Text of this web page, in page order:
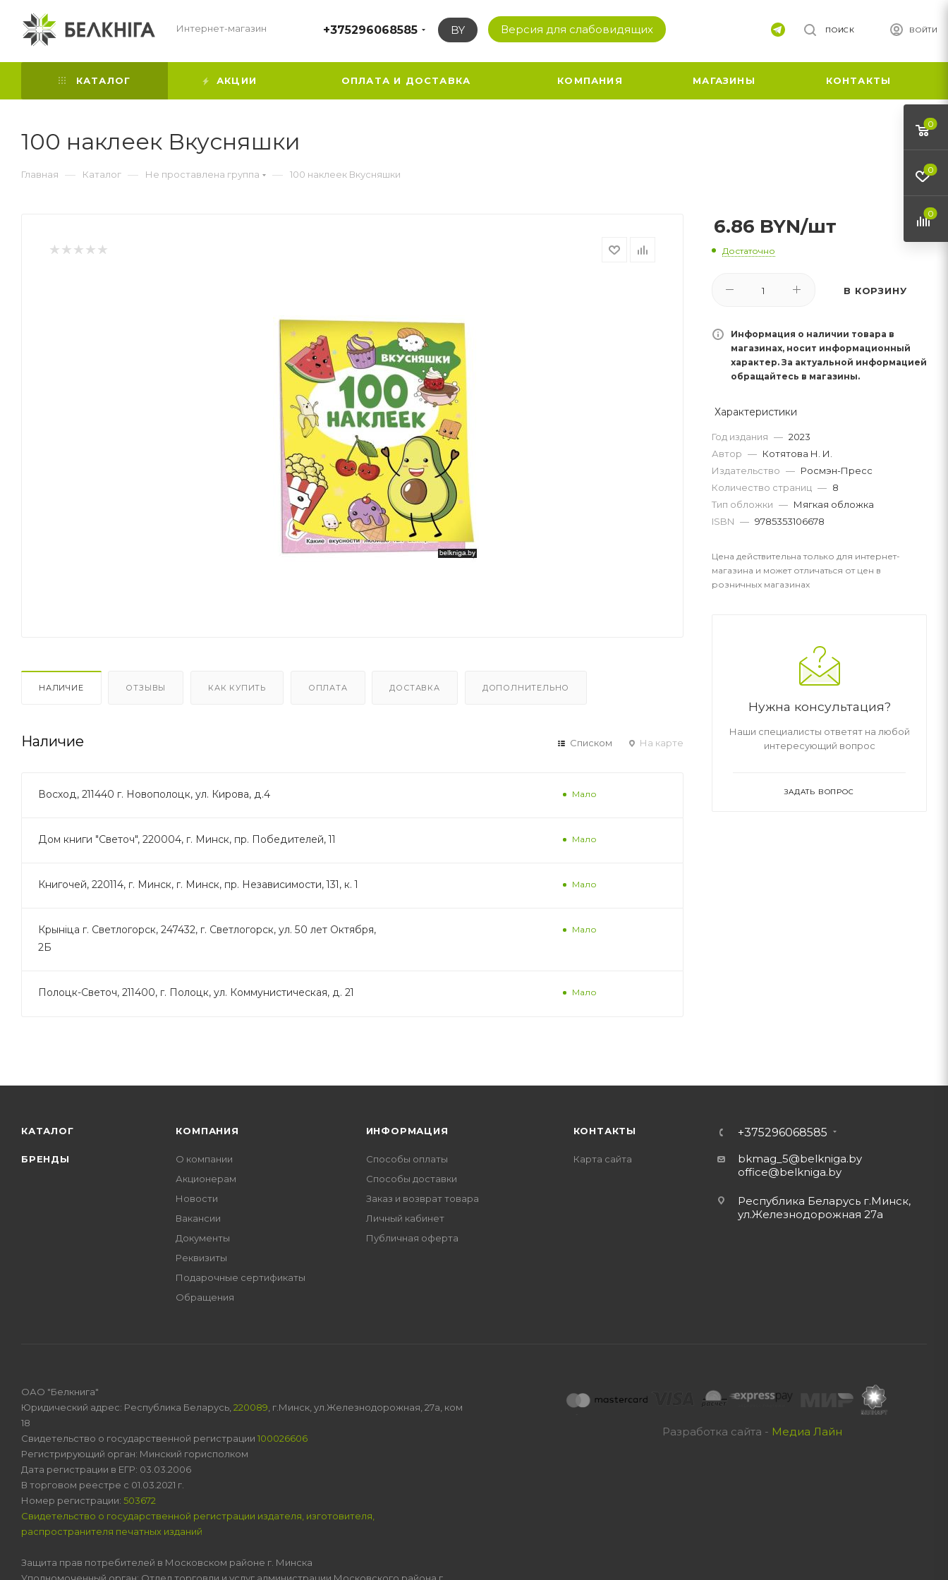
Интернет-магазин +375296068585 BY Версия для слабовидящих ВОЙТИ
ПОИСК
КАТАЛОГ АКЦИИ ОПЛАТА И ДОСТАВКА КОМПАНИЯ МАГАЗИНЫ КОНТАКТЫ
100 наклеек Вкусняшки
Главная — Каталог — Не проставлена группа — 100 наклеек Вкусняшки
НАЛИЧИЕ ОТЗЫВЫ КАК КУПИТЬ ОПЛАТА ДОСТАВКА ДОПОЛНИТЕЛЬНО
Наличие Списком На карте
Восход, 211440 г. Новополоцк, ул. Кирова, д.4 Мало
Дом книги "Светоч", 220004, г. Минск, пр. Победителей, 11 Мало
Книгочей, 220114, г. Минск, г. Минск, пр. Независимости, 131, к. 1 Мало
Крыніца г. Светлогорск, 247432, г. Светлогорск, ул. 50 лет Октября,
2Б
Мало
Полоцк-Светоч, 211400, г. Полоцк, ул. Коммунистическая, д. 21 Мало
6.86 BYN/шт
Достаточно
В КОРЗИНУ
Информация о наличии товара в
магазинах, носит информационный
характер. За актуальной информацией
обращайтесь в магазины.
Характеристики
Год издания — 2023
Автор — Котятова Н. И.
Издательство — Росмэн-Пресс
Количество страниц — 8
Тип обложки — Мягкая обложка
ISBN — 9785353106678
Цена действительна только для интернет-
магазина и может отличаться от цен в
розничных магазинах
Нужна консультация?
Наши специалисты ответят на любой
интересующий вопрос
ЗАДАТЬ ВОПРОС
КАТАЛОГ
БРЕНДЫ
КОМПАНИЯ
О компании
Акционерам
Новости
Вакансии
Документы
Реквизиты
Подарочные сертификаты
Обращения
ИНФОРМАЦИЯ
Способы оплаты
Способы доставки
Заказ и возврат товара
Личный кабинет
Публичная оферта
КОНТАКТЫ
Карта сайта
+375296068585
bkmag_5@belkniga.by
office@belkniga.by
Республика Беларусь г.Минск,
ул.Железнодорожная 27а
Разработка сайта - Медиа Лайн
ОАО "Белкнига"
Юридический адрес: Республика Беларусь, 220089 , г.Минск, ул.Железнодорожная, 27а, ком
18
Свидетельство о государственной регистрации 100026606
Регистрирующий орган: Минский горисполком
Дата регистрации в ЕГР: 03.03.2006
В торговом реестре с 01.03.2021 г.
Номер регистрации: 503672
Свидетельство о государственной регистрации издателя, изготовителя,
распространителя печатных изданий
Защита прав потребителей в Московском районе г. Минска
0
0
0